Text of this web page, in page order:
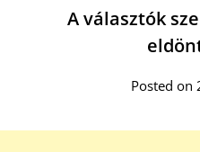
A választók
Posted on